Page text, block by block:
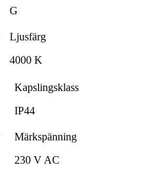
G
Ljusfärg
4000 K
Kapslingsklass
IP44
Märkspänning
230 V AC